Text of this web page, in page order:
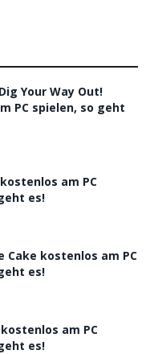
Your Way Out!
PC spielen, so geht
am PC
es!
Cake kostenlos am PC
es!
am PC
es!